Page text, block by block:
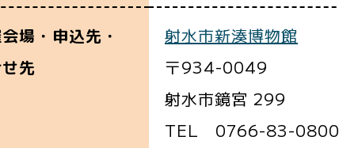
場・申込先・
先
射水市新湊博物館
〒934-0049
射水市鏡宮 299
TEL 0766-83-0800